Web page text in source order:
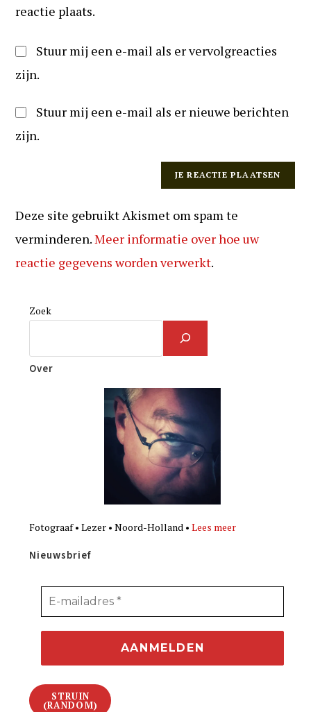
reactie plaats.
Stuur mij een e-mail als er vervolgreacties
zijn.
Stuur mij een e-mail als er nieuwe berichten
zijn.
Deze site gebruikt Akismet om spam te
verminderen.Meer informatie over hoe uw
reactie gegevens worden verwerkt.
Zoek
Over
Fotograaf • Lezer • Noord-Holland •Lees meer
Nieuwsbrief
STRUIN
(RANDOM)